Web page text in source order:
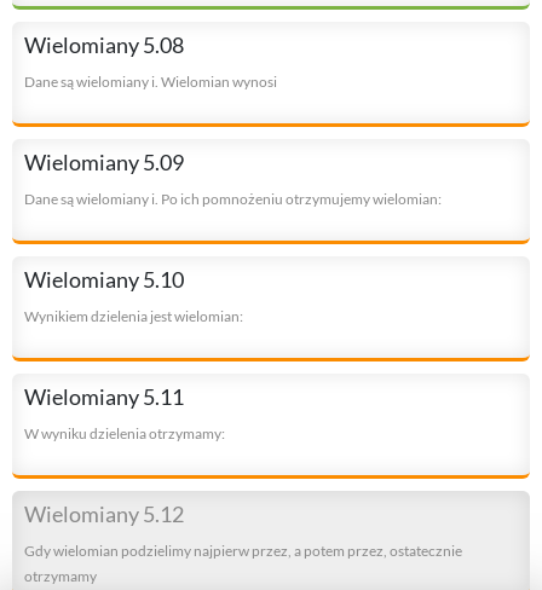
Wielomiany 5.08
Dane są wielomiany i. Wielomian wynosi
Wielomiany 5.09
Dane są wielomiany i. Po ich pomnożeniu otrzymujemy wielomian:
Wielomiany 5.10
Wynikiem dzielenia jest wielomian:
Wielomiany 5.11
W wyniku dzielenia otrzymamy:
Wielomiany 5.12
Gdy wielomian podzielimy najpierw przez, a potem przez, ostatecznie
otrzymamy